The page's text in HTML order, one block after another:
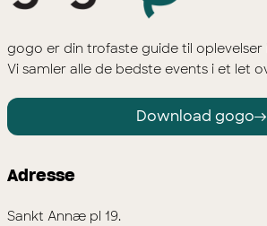
gogo er din trofaste guide til oplevelser
Vi samler alle de bedste events i et let
Download gogo
Adresse
Sankt Annæ pl 19.